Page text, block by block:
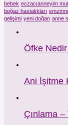
bebek eczacıanneyim
boğaz hastalıkları
gelişimi yeni doğan anne
Öfke
Ani İşitme
Çınlama